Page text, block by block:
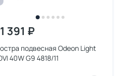
391 ₽
подвесная Odeon Light
40W G9 4818/11